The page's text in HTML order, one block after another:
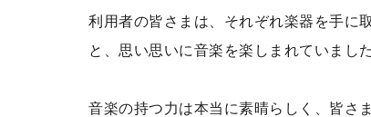
利用者の皆さまは、それぞれ楽器を手に
と、思い思いに音楽を楽しまれていました
音楽の持つ力は本当に素晴らしく、皆さ